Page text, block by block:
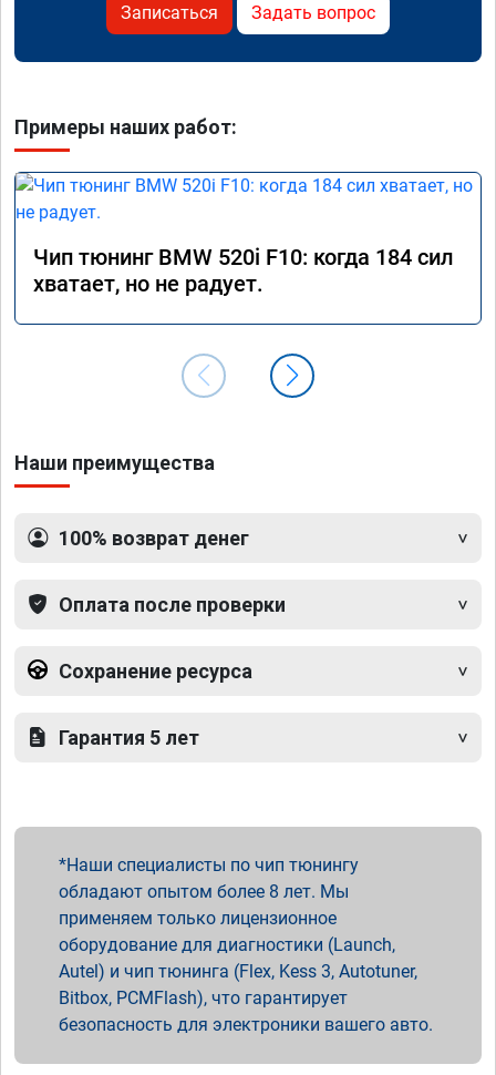
Записаться Задать вопрос
Примеры наших работ:
Чип тюнинг BMW 520i F10: когда 184 сил
хватает, но не радует.
Наши преимущества
100% возврат денег
Оплата после проверки
Сохранение ресурса
Гарантия 5 лет
Наши специалисты по чип тюнингу
обладают опытом более 8 лет. Мы
применяем только лицензионное
оборудование для диагностики (Launch,
Autel) и чип тюнинга (Flex, Kess 3, Autotuner,
Bitbox, PCMFlash), что гарантирует
безопасность для электроники вашего авто.